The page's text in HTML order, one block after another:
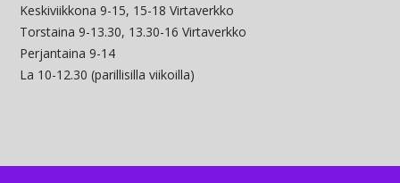
Keskiviikkona 9-15, 15-18 Virtaverkko
Torstaina 9-13.30, 13.30-16 Virtaverkko
Perjantaina 9-14
La 10-12.30 (parillisilla viikoilla)